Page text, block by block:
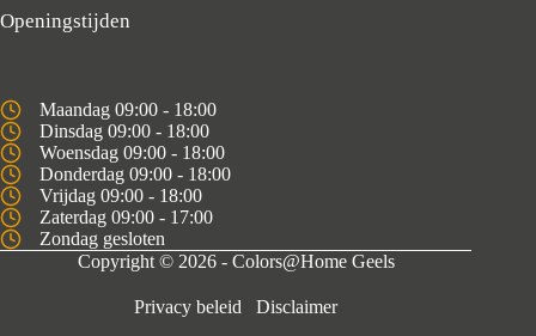
Openingstijden
Maandag 09:00 - 18:00
Dinsdag 09:00 - 18:00
Woensdag 09:00 - 18:00
Donderdag 09:00 - 18:00
Vrijdag 09:00 - 18:00
Zaterdag 09:00 - 17:00
Zondag gesloten
Copyright © 2026 - Colors@Home Geels
Privacy beleid Disclaimer